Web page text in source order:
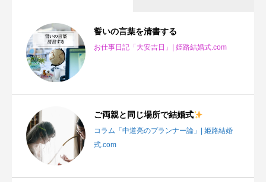
誓いの言葉を清書する
お仕事日記「大安吉日」| 姫路結婚式.com
ご両親と同じ場所で結婚式
コラム「中道亮のプランナー論」| 姫路結婚
式.com